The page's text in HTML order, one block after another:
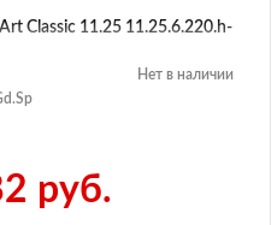
Classic 11.25 11.25.6.220.h-
Нет в наличии
руб.